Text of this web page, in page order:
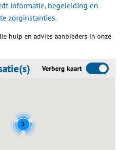
informatie, begeleiding en
zorginstanties.
hulp en advies aanbieders in onze
Verberg kaart
3